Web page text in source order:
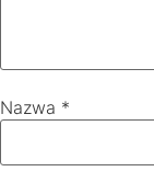
Nazwa *